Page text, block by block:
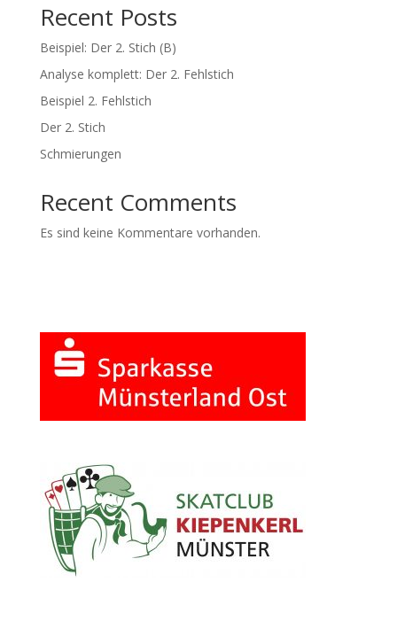
Recent Posts
Beispiel: Der 2. Stich (B)
Analyse komplett: Der 2. Fehlstich
Beispiel 2. Fehlstich
Der 2. Stich
Schmierungen
Recent Comments
Es sind keine Kommentare vorhanden.